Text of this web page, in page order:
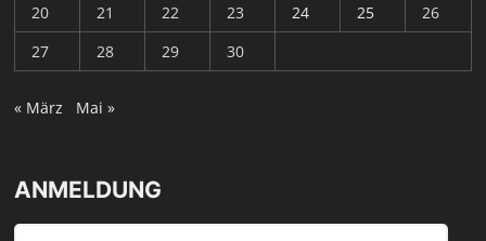
20
21 22 23 24 25
26
27
28 29 30
« März Mai »
ANMELDUNG